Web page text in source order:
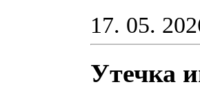
17. 05.
Утечка